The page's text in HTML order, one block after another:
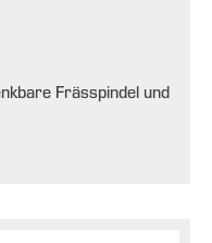
Frässpindel und